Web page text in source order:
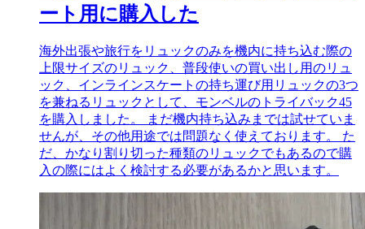
ート用に購入した
海外出張や旅行をリュックのみを機内に持ち込む際の
上限サイズのリュック、普段使いの買い出し用のリュ
ック、インラインスケートの持ち運び用リュックの3つ
を兼ねるリュックとして、モンベルのトライバック45
を購入しました。 まだ機内持ち込みまでは試せていま
せんが、その他用途では問題なく使えております。 た
だ、かなり割り切った種類のリュックでもあるので購
入の際にはよく検討する必要があるかと思います。